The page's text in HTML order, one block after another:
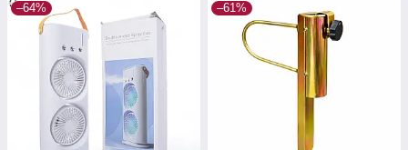
–64% –61%